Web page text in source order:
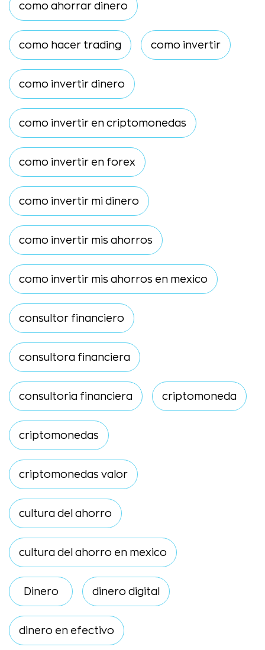
como ahorrar dinero
como hacer trading como invertir
como invertir dinero
como invertir en criptomonedas
como invertir en forex
como invertir mi dinero
como invertir mis ahorros
como invertir mis ahorros en mexico
consultor financiero
consultora financiera
consultoria financiera criptomoneda
criptomonedas
criptomonedas valor
cultura del ahorro
cultura del ahorro en mexico
Dinero dinero digital
dinero en efectivo